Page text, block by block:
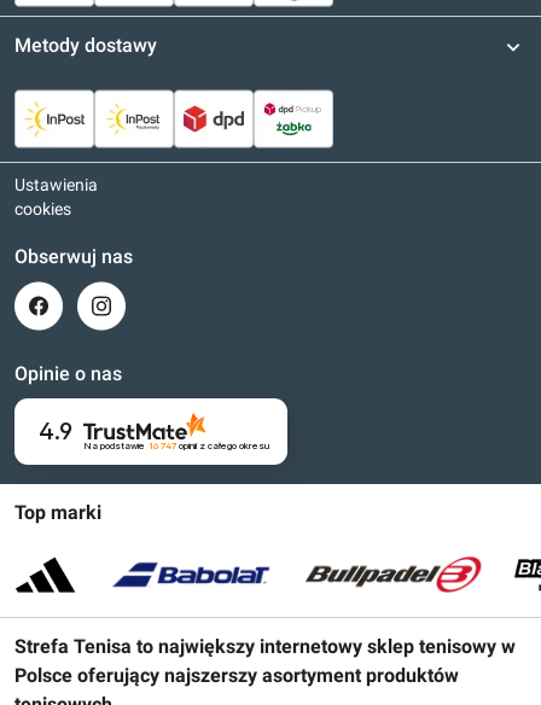
Top marki
Strefa Tenisa to największy internetowy sklep tenisowy w
Polsce oferujący najszerszy asortyment produktów
Metody dostawy
Ustawienia
cookies
Obserwuj nas
Opinie o nas
4.9
Na podstawie 16 747opinii z całego okresu